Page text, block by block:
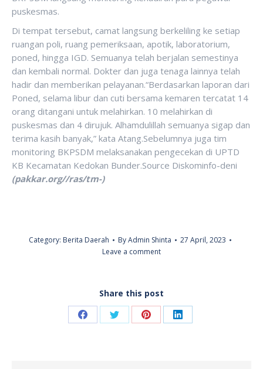
puskesmas.
Di tempat tersebut, camat langsung berkeliling ke setiap
ruangan poli, ruang pemeriksaan, apotik, laboratorium,
poned, hingga IGD. Semuanya telah berjalan semestinya
dan kembali normal. Dokter dan juga tenaga lainnya telah
hadir dan memberikan pelayanan.“Berdasarkan laporan dari
Poned, selama libur dan cuti bersama kemaren tercatat 14
orang ditangani untuk melahirkan. 10 melahirkan di
puskesmas dan 4 dirujuk. Alhamdulillah semuanya sigap dan
terima kasih banyak,” kata Atang.Sebelumnya juga tim
monitoring BKPSDM melaksanakan pengecekan di UPTD
KB Kecamatan Kedokan Bunder.Source Diskominfo-deni
(pakkar.org//ras/tm-)
Category: Berita Daerah ByAdmin Shinta
27 April, 2023
Leave a comment
Share this post
Share Share Share Share